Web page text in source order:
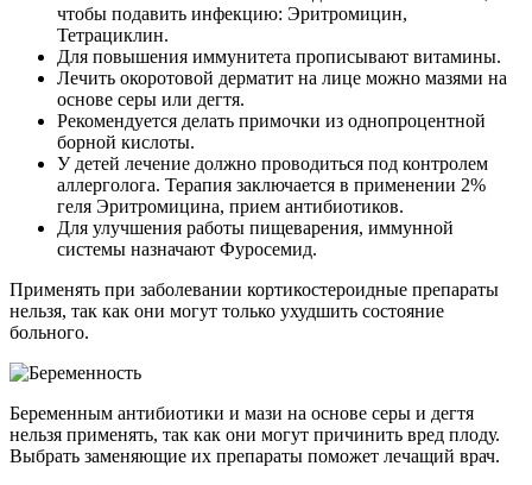
чтобы подавить инфекцию: Эритромицин,
Тетрациклин.
Для повышения иммунитета прописывают витамины.
Лечить окоротовой дерматит на лице можно мазями на
основе серы или дегтя.
Рекомендуется делать примочки из однопроцентной
борной кислоты.
У детей лечение должно проводиться под контролем
аллерголога. Терапия заключается в применении 2%
геля Эритромицина, прием антибиотиков.
Для улучшения работы пищеварения, иммунной
системы назначают Фуросемид.
Применять при заболевании кортикостероидные препараты
нельзя, так как они могут только ухудшить состояние
больного.
Беременным антибиотики и мази на основе серы и дегтя
нельзя применять, так как они могут причинить вред плоду.
Выбрать заменяющие их препараты поможет лечащий врач.